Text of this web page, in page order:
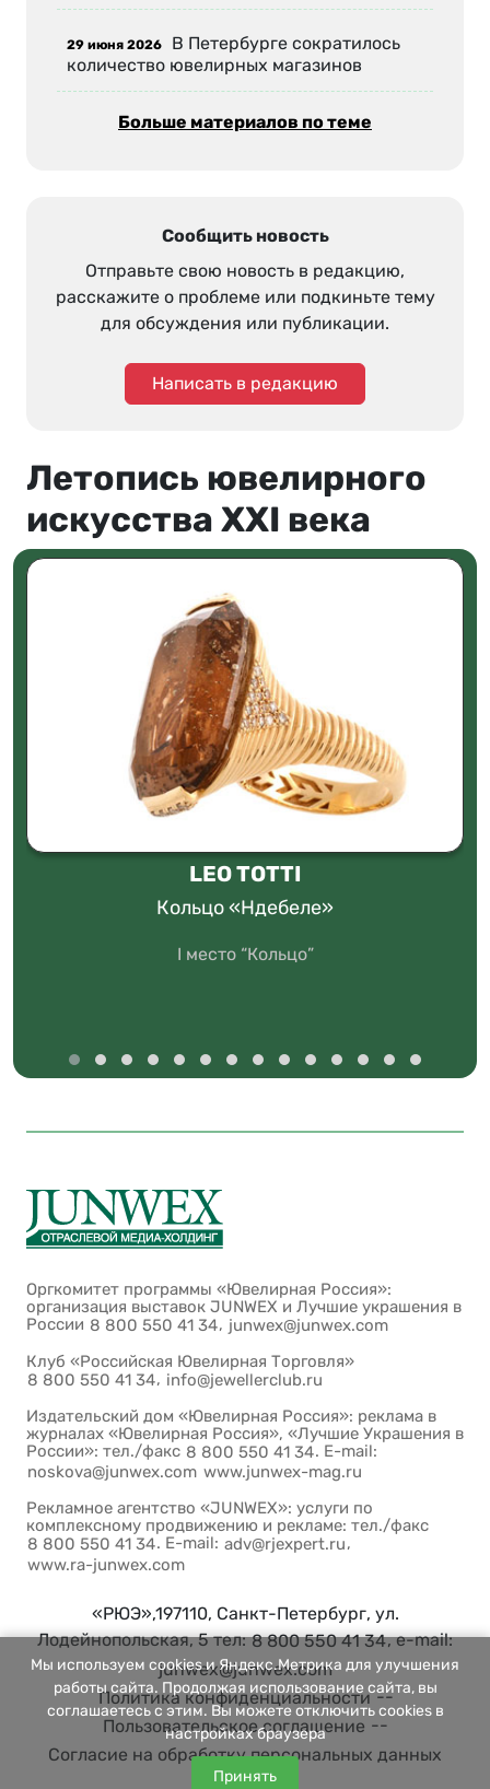
29 июня 2026 В Петербурге сократилось
количество ювелирных магазинов
Больше материалов по теме
Сообщить новость
Отправьте свою новость в редакцию,
расскажите о проблеме или подкиньте тему
для обсуждения или публикации.
Написать в редакцию
Летопись ювелирного
искусства XXI века
LEO TOTTI
Кольцо «Ндебеле»
I место “Кольцо”
Оргкомитет программы «Ювелирная Россия»:
организация выставок JUNWEX и Лучшие украшения в
России 8 800 550 41 34, junwex@junwex.com
Клуб «Российская Ювелирная Торговля»
8 800 550 41 34, info@jewellerclub.ru
Издательский дом «Ювелирная Россия»: реклама в
журналах «Ювелирная Россия», «Лучшие Украшения в
России»: тел./факс 8 800 550 41 34. E-mail:
noskova@junwex.com www.junwex-mag.ru
Рекламное агентство «JUNWEX»: услуги по
комплексному продвижению и рекламе: тел./факс
8 800 550 41 34. E-mail: adv@rjexpert.ru,
www.ra-junwex.com
«РЮЭ»,197110, Санкт-Петербург, ул.
Лодейнопольская, 5 тел:8 800 550 41 34, e-mail:
junwex@junwex.com
Политика конфиденциальности--
Пользовательское соглашение --
Согласие на обработку персональных данных
Мы используем cookies и Яндекс.Метрика для улучшения
работы сайта. Продолжая использование сайта, вы
соглашаетесь с этим. Вы можете отключить cookies в
настройках браузера
Принять